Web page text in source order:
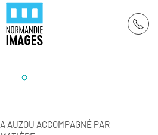
AUZOU ACCOMPAGNÉ PAR